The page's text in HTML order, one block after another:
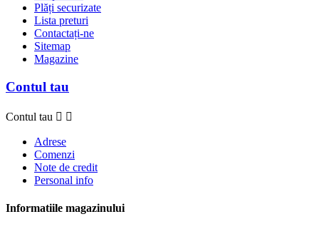
Plăți securizate
Lista preturi
Contactați-ne
Sitemap
Magazine
Contul tau
Contul tau  
Adrese
Comenzi
Note de credit
Personal info
Informatiile magazinului